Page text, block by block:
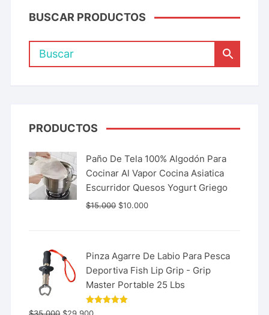
BUSCAR PRODUCTOS
PRODUCTOS
Paño De Tela 100% Algodón Para
Cocinar Al Vapor Cocina Asiatica
Escurridor Quesos Yogurt Griego
$15.000 $10.000
Pinza Agarre De Labio Para Pesca
Deportiva Fish Lip Grip - Grip
Master Portable 25 Lbs
Valorado
$35.000 $29.900